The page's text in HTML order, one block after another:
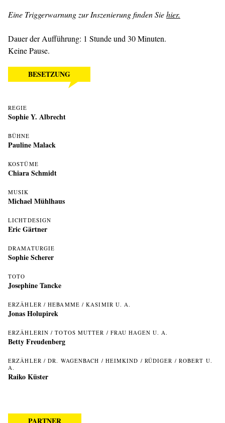
Eine Triggerwarnung zur Inszenierung finden Siehier.
Dauer der Aufführung: 1 Stunde und 30 Minuten.
Keine Pause.
BESETZUNG
REGIE
Sophie Y. Albrecht
BÜHNE
Pauline Malack
KOSTÜME
Chiara Schmidt
MUSIK
Michael Mühlhaus
LICHTDESIGN
Eric Gärtner
DRAMATURGIE
Sophie Scherer
TOTO
Josephine Tancke
ERZÄHLER / HEBAMME / KASIMIR U. A.
Jonas Holupirek
ERZÄHLERIN / TOTOS MUTTER / FRAU HAGEN U. A.
Betty Freudenberg
ERZÄHLER / DR. WAGENBACH / HEIMKIND / RÜDIGER / ROBERT U.
A.
Raiko Küster
PARTNER